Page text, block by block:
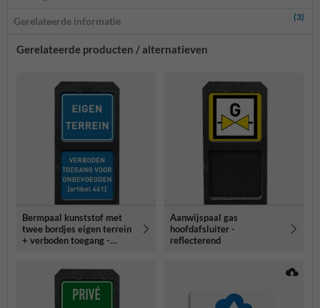
Gerelateerde informatie (3)
Gerelateerde producten / alternatieven
Bermpaal kunststof met
twee bordjes eigen terrein
+ verboden toegang -
Aanwijspaal gas
hoofdafsluiter -
reflecterend